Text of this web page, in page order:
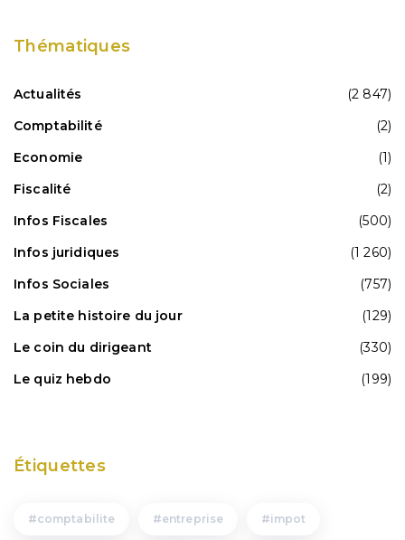
Thématiques
Actualités
(2 847)
Comptabilité
(2)
Economie
(1)
Fiscalité
(2)
Infos Fiscales
(500)
Infos juridiques
(1 260)
Infos Sociales
(757)
La petite histoire du jour
(129)
Le coin du dirigeant
(330)
Le quiz hebdo
(199)
Étiquettes
comptabilite entreprise impot